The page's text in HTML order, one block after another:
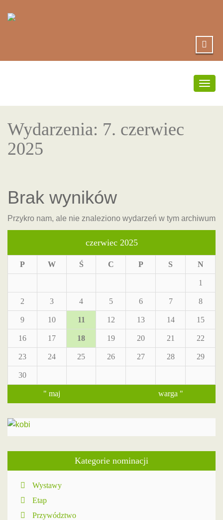
Wydarzenia: 7. czerwiec
2025
Brak wyników
Przykro nam, ale nie znaleziono wydarzeń w tym archiwum
czerwiec 2025
P W Ś C P S N
1
2 3 4 5 6 7 8
9 10 11 12 13 14 15
16 17 18 19 20 21 22
23 24 25 26 27 28 29
30
" maj warga "
Kategorie nominacji
Wystawy
Etap
Przywództwo